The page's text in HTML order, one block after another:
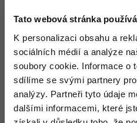
Tato webová stránka
K personalizaci obsahu a
sociálních médií a analýze
soubory cookie. Informace o
sdílíme se svými partnery
analýzy. Partneři tyto údaje
dalšími informacemi, které
Kurzy e-commerce
Testování softwaru
Datová analýza
Digitální gramotnost
Kurzy designu
HTML/CSS -80%
Photoshop -80%
Příběhy absolventů
Blog
Odpovídá na no.good
Kit:
Observer v MySQL bych řešil
Nahoru